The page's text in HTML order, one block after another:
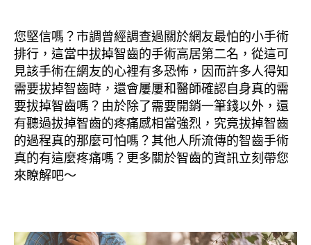
者
佈
日
期
您堅信嗎？市調曾經調查過關於網友最怕的小手術
排行，這當中拔掉智齒的手術高居第二名，從這可
見該手術在網友的心裡有多恐怖，因而許多人得知
需要拔掉智齒時，還會屢屢和醫師確認自身真的需
要拔掉智齒嗎？由於除了需要開銷一筆錢以外，還
有聽過拔掉智齒的疼痛感相當強烈，究竟拔掉智齒
的過程真的那麼可怕嗎？其他人所流傳的智齒手術
真的有這麼疼痛嗎？更多關於智齒的資訊立刻帶您
來瞭解吧～